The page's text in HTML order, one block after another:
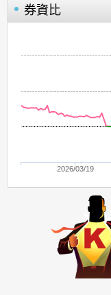
券資比
2026/03/19